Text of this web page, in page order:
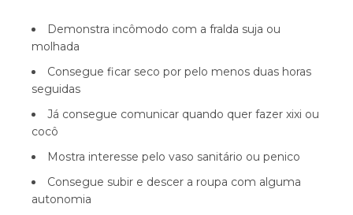
Demonstra incômodo com a fralda suja ou
molhada
Consegue ficar seco por pelo menos duas horas
seguidas
Já consegue comunicar quando quer fazer xixi ou
cocô
Mostra interesse pelo vaso sanitário ou penico
Consegue subir e descer a roupa com alguma
autonomia